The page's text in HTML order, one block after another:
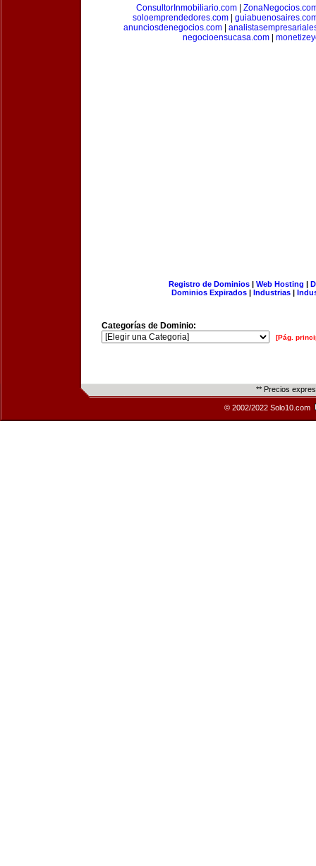
ConsultorInmobiliario.com|
soloemprendedores.com|
anunciosdenegocios.com|
negocioensucasa.com|
Registro de Dominios| Web Hosting |
Dominios Expirados | Industrias |
Categorías de Dominio:
[Pág.
** Precios
© 2002/2022 Solo10.com